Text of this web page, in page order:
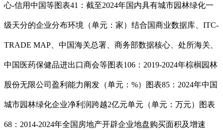
心-信用中国等图表41：截至2024年国内具有城市园林绿化一
级天分的企业分布环境（单元：家）结合国商业数据库、ITC-
TRADE MAP、中国海关总署、商务部数据核心、处所海关、
中国医药保健品进出口商会等图表106：2019-2024年棕榈园林
股份无限公司盈利能力阐发（单元：%）图表85：2024年中国
城市园林绿化企业净利润跨越2亿元单元（单元：万元）图表
68：2014-2024年全国房地产开辟企业地盘购买面积及增速